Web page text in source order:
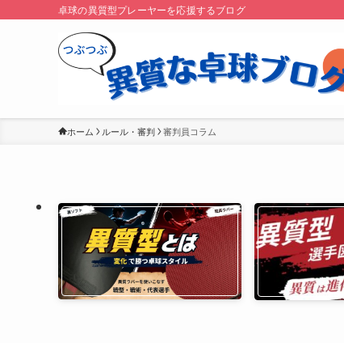
卓球の異質型プレーヤーを応援するブログ
ホーム ルール・審判 審判員コラム